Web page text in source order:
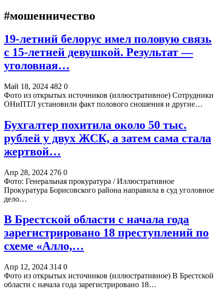
#мошенничество
19-летний белорус имел половую связь
с 15-летней девушкой. Результат —
уголовная…
Май 18, 2024 482 0
Фото из открытых источников (иллюстративное) Сотрудники
ОНиПТЛ установили факт полового сношения и другие…
Бухгалтер похитила около 50 тыс.
рублей у двух ЖСК, а затем сама стала
жертвой…
Апр 28, 2024 276 0
Фото: Генеральная прокуратура / Иллюстративное
Прокуратура Борисовского района направила в суд уголовное
дело…
В Брестской области с начала года
зарегистрировано 18 преступлений по
схеме «Алло,…
Апр 12, 2024 314 0
Фото из открытых источников (иллюстративное) В Брестской
области с начала года зарегистрировано 18…